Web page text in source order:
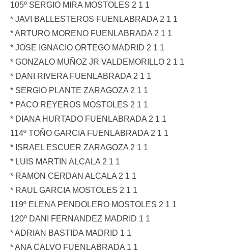
105º SERGIO MIRA MOSTOLES 2 1 1
* JAVI BALLESTEROS FUENLABRADA 2 1 1
* ARTURO MORENO FUENLABRADA 2 1 1
* JOSE IGNACIO ORTEGO MADRID 2 1 1
* GONZALO MUÑOZ JR VALDEMORILLO 2 1 1
* DANI RIVERA FUENLABRADA 2 1 1
* SERGIO PLANTE ZARAGOZA 2 1 1
* PACO REYEROS MOSTOLES 2 1 1
* DIANA HURTADO FUENLABRADA 2 1 1
114º TOÑO GARCIA FUENLABRADA 2 1 1
* ISRAEL ESCUER ZARAGOZA 2 1 1
* LUIS MARTIN ALCALA 2 1 1
* RAMON CERDAN ALCALA 2 1 1
* RAUL GARCIA MOSTOLES 2 1 1
119º ELENA PENDOLERO MOSTOLES 2 1 1
120º DANI FERNANDEZ MADRID 1 1
* ADRIAN BASTIDA MADRID 1 1
* ANA CALVO FUENLABRADA 1 1